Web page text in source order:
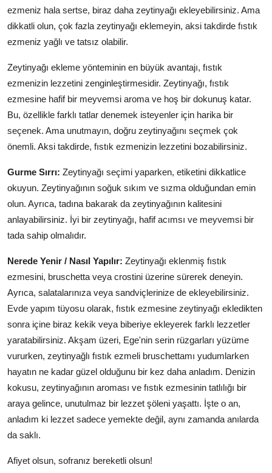
ezmeniz hala sertse, biraz daha zeytinyağı ekleyebilirsiniz. Ama
dikkatli olun, çok fazla zeytinyağı eklemeyin, aksi takdirde fıstık
ezmeniz yağlı ve tatsız olabilir.
Zeytinyağı ekleme yönteminin en büyük avantajı, fıstık
ezmenizin lezzetini zenginleştirmesidir. Zeytinyağı, fıstık
ezmesine hafif bir meyvemsi aroma ve hoş bir dokunuş katar.
Bu, özellikle farklı tatlar denemek isteyenler için harika bir
seçenek. Ama unutmayın, doğru zeytinyağını seçmek çok
önemli. Aksi takdirde, fıstık ezmenizin lezzetini bozabilirsiniz.
Gurme Sırrı: Zeytinyağı seçimi yaparken, etiketini dikkatlice
okuyun. Zeytinyağının soğuk sıkım ve sızma olduğundan emin
olun. Ayrıca, tadına bakarak da zeytinyağının kalitesini
anlayabilirsiniz. İyi bir zeytinyağı, hafif acımsı ve meyvemsi bir
tada sahip olmalıdır.
Nerede Yenir / Nasıl Yapılır: Zeytinyağı eklenmiş fıstık
ezmesini, bruschetta veya crostini üzerine sürerek deneyin.
Ayrıca, salatalarınıza veya sandviçlerinize de ekleyebilirsiniz.
Evde yapım tüyosu olarak, fıstık ezmesine zeytinyağı ekledikten
sonra içine biraz kekik veya biberiye ekleyerek farklı lezzetler
yaratabilirsiniz. Akşam üzeri, Ege'nin serin rüzgarları yüzüme
vururken, zeytinyağlı fıstık ezmeli bruschettamı yudumlarken
hayatın ne kadar güzel olduğunu bir kez daha anladım. Denizin
kokusu, zeytinyağının aroması ve fıstık ezmesinin tatlılığı bir
araya gelince, unutulmaz bir lezzet şöleni yaşattı. İşte o an,
anladım ki lezzet sadece yemekte değil, aynı zamanda anılarda
da saklı.
Afiyet olsun, sofranız bereketli olsun!